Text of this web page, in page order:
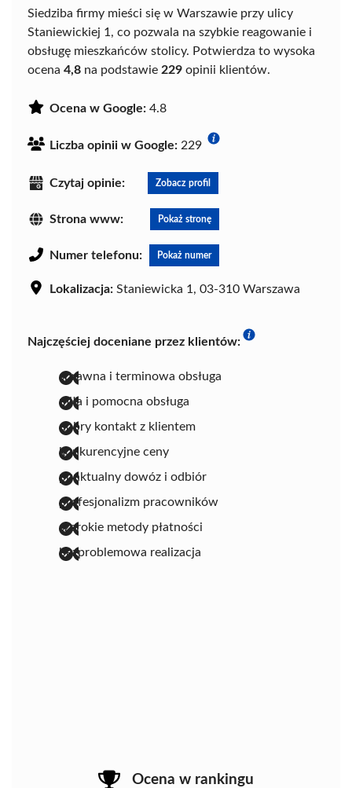
Siedziba firmy mieści się w Warszawie przy ulicy
Staniewickiej 1, co pozwala na szybkie reagowanie i
obsługę mieszkańców stolicy. Potwierdza to wysoka
ocena 4,8 na podstawie 229 opinii klientów.
Ocena w Google: 4.8
Liczba opinii w Google: 229
Czytaj opinie: Zobacz profil
Strona www: Pokaż stronę
Numer telefonu: Pokaż numer
Lokalizacja: Staniewicka 1, 03-310 Warszawa
Najczęściej doceniane przez klientów:
sprawna i terminowa obsługa
miła i pomocna obsługa
dobry kontakt z klientem
konkurencyjne ceny
punktualny dowóz i odbiór
profesjonalizm pracowników
szerokie metody płatności
bezproblemowa realizacja
Ocena w rankingu